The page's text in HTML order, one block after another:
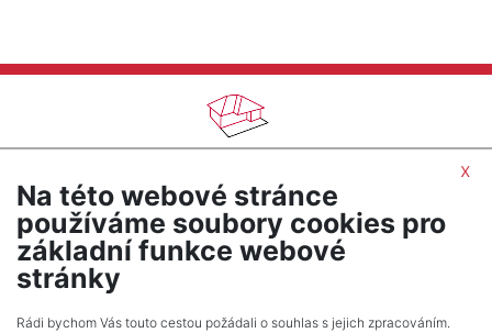
OKRES KUTNÁ HORA
SEŘADIT PODLE CENY
UPRAVIT HLEDÁNÍ
x
Na této webové stránce
používáme soubory cookies pro
základní funkce webové
stránky
Rádi bychom Vás touto cestou požádali o souhlas s jejich zpracováním.